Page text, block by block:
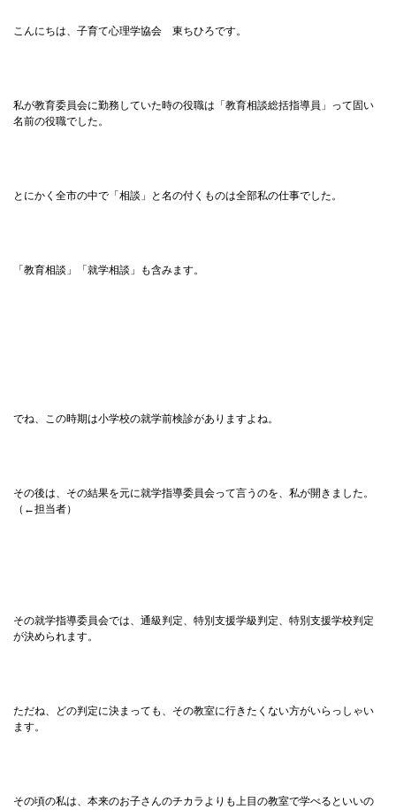
こんにちは、子育て心理学協会 東ちひろです。
私が教育委員会に勤務していた時の役職は「教育相談総括指導員」って固い
名前の役職でした。
とにかく全市の中で「相談」と名の付くものは全部私の仕事でした。
「教育相談」「就学相談」も含みます。
でね、この時期は小学校の就学前検診がありますよね。
その後は、その結果を元に就学指導委員会って言うのを、私が開きました。
（←担当者）
その就学指導委員会では、通級判定、特別支援学級判定、特別支援学校判定
が決められます。
ただね、どの判定に決まっても、その教室に行きたくない方がいらっしゃい
ます。
その頃の私は、本来のお子さんのチカラよりも上目の教室で学べるといいの